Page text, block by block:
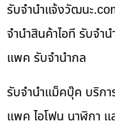
รับจํานําแจ้งวัฒนะ
จำนำสินค้าไอที รับจำ
แพค รับจำนำกล
รับจำนำแม็คบุ๊ค บริกา
แพค ไอโฟน นาฬิกา